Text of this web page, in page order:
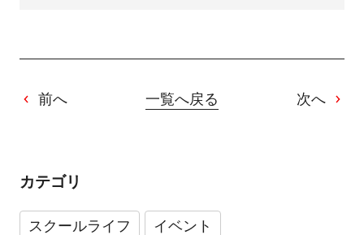
前へ 一覧へ戻る 次へ
カテゴリ
スクールライフ イベント